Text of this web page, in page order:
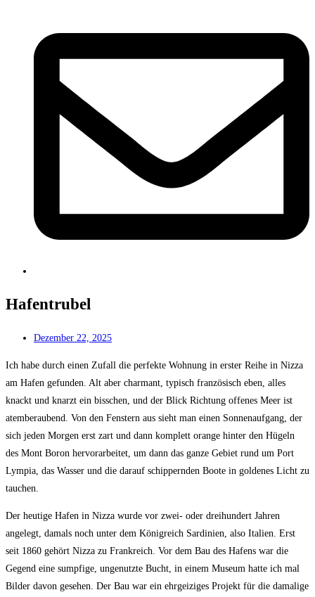
Hafentrubel
Dezember 22, 2025
Ich habe durch einen Zufall die perfekte Wohnung in erster Reihe in Nizza
am Hafen gefunden. Alt aber charmant, typisch französisch eben, alles
knackt und knarzt ein bisschen, und der Blick Richtung offenes Meer ist
atemberaubend. Von den Fenstern aus sieht man einen Sonnenaufgang, der
sich jeden Morgen erst zart und dann komplett orange hinter den Hügeln
des Mont Boron hervorarbeitet, um dann das ganze Gebiet rund um Port
Lympia, das Wasser und die darauf schippernden Boote in goldenes Licht zu
tauchen.
Der heutige Hafen in Nizza wurde vor zwei- oder dreihundert Jahren
angelegt, damals noch unter dem Königreich Sardinien, also Italien. Erst
seit 1860 gehört Nizza zu Frankreich. Vor dem Bau des Hafens war die
Gegend eine sumpfige, ungenutzte Bucht, in einem Museum hatte ich mal
Bilder davon gesehen. Der Bau war ein ehrgeiziges Projekt für die damalige